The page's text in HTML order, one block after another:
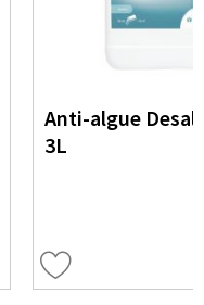
Anti-algue
3L